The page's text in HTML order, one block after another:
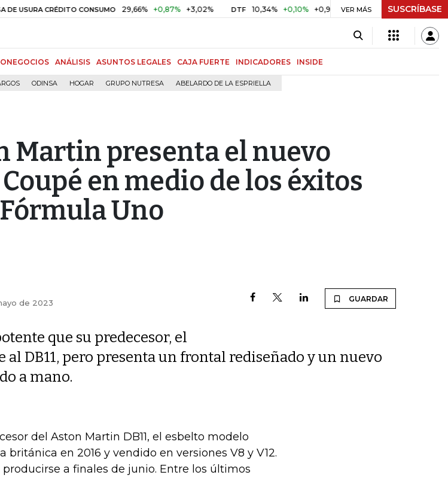
CRÉDITO CONSUMO 29,66% +0,87% +3,02% DTF 10,34% +0,10% +0,98% UVR $ 416,96 +$ 0,05 +0,01%
VER MÁS SUSCRÍBASE
ANÁLISIS ASUNTOS LEGALES CAJA FUERTE INDICADORES INSIDE
ODINSA HOGAR GRUPO NUTRESA ABELARDO DE LA ESPRIELLA
Martin presenta el nuevo
Coupé en medio de los éxitos
Uno
de 2023 GUARDAR
que su predecesor, el
al DB11, pero presenta un frontal rediseñado y un nuevo
a mano.
del Aston Martin DB11, el esbelto modelo
británica en 2016 y vendido en versiones V8 y V12.
producirse a finales de junio. Entre los últimos